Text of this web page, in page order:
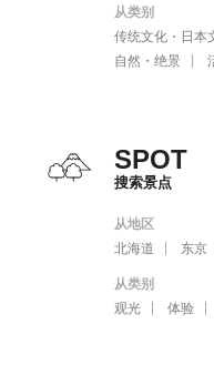
从类别
传统文化・日本
自然・绝景
SPOT
搜索景点
从地区
北海道
东京
从类别
观光
体验